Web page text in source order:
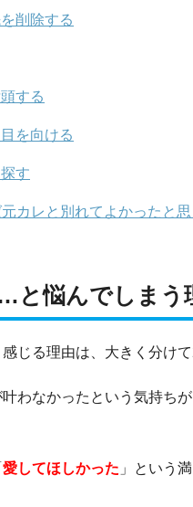
削除する
する
を向ける
す
カレと別れてよかったと思
と悩んでしまう
じる理由は、大きく分けて
わなかったという気持ち
愛してほしかった 」という